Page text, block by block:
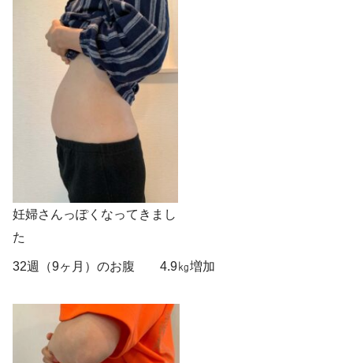
妊婦さんっぽくなってきまし
た
32週（9ヶ月）のお腹 4.9㎏増加